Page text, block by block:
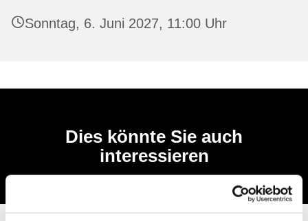
Sonntag, 6. Juni 2027, 11:00 Uhr
Dies könnte Sie auch
interessieren